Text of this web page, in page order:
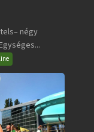
négy